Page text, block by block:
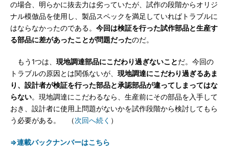
の場合、明らかに抜去力は劣っていたが、試作の段階からオリジ
ナル模倣品を使用し、製品スペックを満足していればトラブルに
はならなかったのである。 今回は検証を行った試作部品と生産す
る部品に差があったことが問題だったのだ。
もう1つは、 現地調達部品にこだわり過ぎないことだ。今回の
トラブルの原因とは関係ないが、 現地調達にこだわり過ぎるあま
り、設計者が検証を行った部品と承認部品が違ってしまってはな
らない。現地調達にこだわるなら、生産前にその部品を入手して
おき、設計者に使用上問題がないかを試作段階から検討してもら
う必要がある。 （次回へ続く ）
⇒連載バックナンバーはこちら